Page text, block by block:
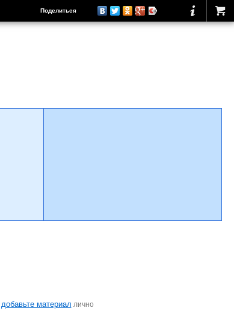
Поделиться
добавьте материал лично